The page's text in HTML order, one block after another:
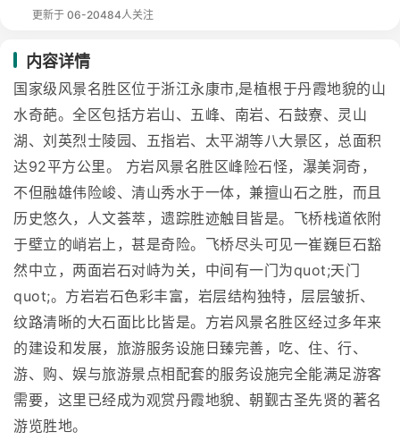
更新于 06-20484人关注
内容详情
国家级风景名胜区位于浙江永康市,是植根于丹霞地貌的山
水奇葩。全区包括方岩山、五峰、南岩、石鼓寮、灵山
湖、刘英烈士陵园、五指岩、太平湖等八大景区，总面积
达92平方公里。 方岩风景名胜区峰险石怪，瀑美洞奇，
不但融雄伟险峻、清山秀水于一体，兼擅山石之胜，而且
历史悠久，人文荟萃，遗踪胜迹触目皆是。飞桥栈道依附
于壁立的峭岩上，甚是奇险。飞桥尽头可见一崔巍巨石豁
然中立，两面岩石对峙为关，中间有一门为quot;天门
quot;。方岩岩石色彩丰富，岩层结构独特，层层皱折、
纹路清晰的大石面比比皆是。方岩风景名胜区经过多年来
的建设和发展，旅游服务设施日臻完善，吃、住、行、
游、购、娱与旅游景点相配套的服务设施完全能满足游客
需要，这里已经成为观赏丹霞地貌、朝觐古圣先贤的著名
游览胜地。